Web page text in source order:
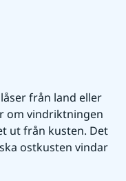
från land eller
om vindriktningen
ut från kusten. Det
ostkusten vindar